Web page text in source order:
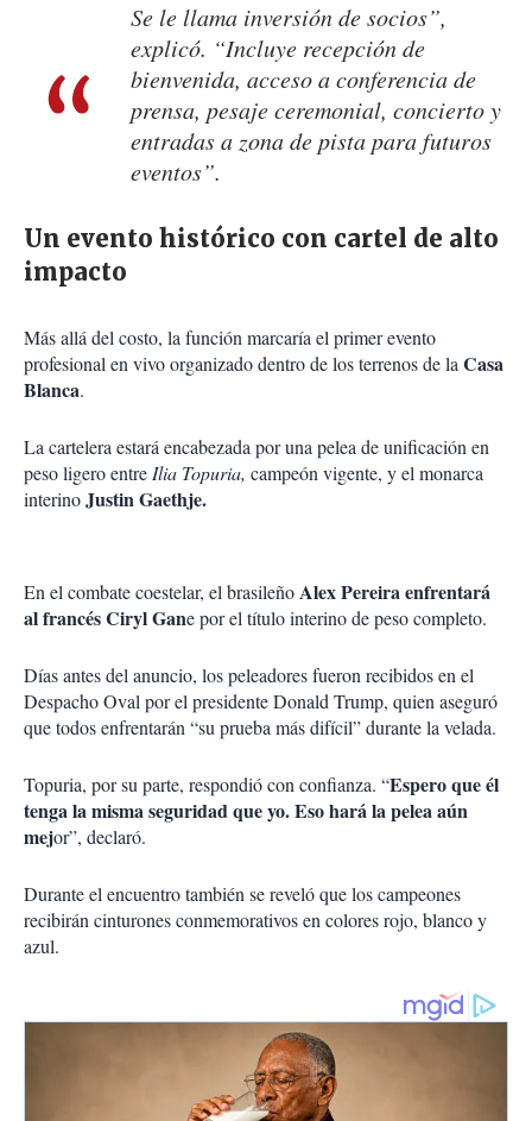
Se le llama inversión de socios”,
explicó. “Incluye recepción de
bienvenida, acceso a conferencia de
prensa, pesaje ceremonial, concierto y
entradas a zona de pista para futuros
eventos”.
Un evento histórico con cartel de alto
impacto
Más allá del costo, la función marcaría el primer evento
profesional en vivo organizado dentro de los terrenos de laCasa
Blanca.
La cartelera estará encabezada por una pelea de unificación en
peso ligero entreIlia Topuria, campeón vigente, y el monarca
interinoJustin Gaethje.
En el combate coestelar, el brasileñoAlex Pereiraenfrentará
al francésCiryl Ganepor el título interino de peso completo.
Días antes del anuncio, los peleadores fueron recibidos en el
Despacho Oval por el presidenteDonald Trump, quien aseguró
que todos enfrentarán “su prueba más difícil” durante la velada.
Topuria, por su parte, respondió con confianza. “Espero que él
tenga la misma seguridad que yo. Eso hará la pelea aún
mejor”, declaró.
Durante el encuentro también se reveló que los campeones
recibirán cinturones conmemorativos en colores rojo, blanco y
azul.